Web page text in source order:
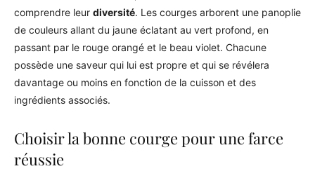
comprendre leur diversité. Les courges arborent une panoplie
de couleurs allant du jaune éclatant au vert profond, en
passant par le rouge orangé et le beau violet. Chacune
possède une saveur qui lui est propre et qui se révélera
davantage ou moins en fonction de la cuisson et des
ingrédients associés.
Choisir la bonne courge pour une farce
réussie